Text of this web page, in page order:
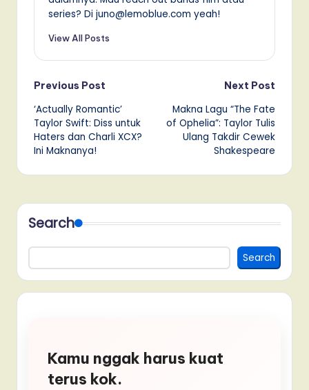
series? Di juno@lemoblue.com yeah!
View All Posts
Post
navigation
Previous Post
‘Actually Romantic’
Taylor Swift: Diss untuk
Haters dan Charli XCX?
Ini Maknanya!
Next Post
Makna Lagu “The Fate
of Ophelia”: Taylor Tulis
Ulang Takdir Cewek
Shakespeare
Search
Search
Kamu nggak harus kuat
terus kok.